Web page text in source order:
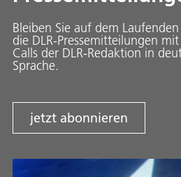
Bleiben Sie auf dem
die DLR-Pressemitteilungen
Calls der DLR-Redaktion in
Sprache.
jetzt abonnieren